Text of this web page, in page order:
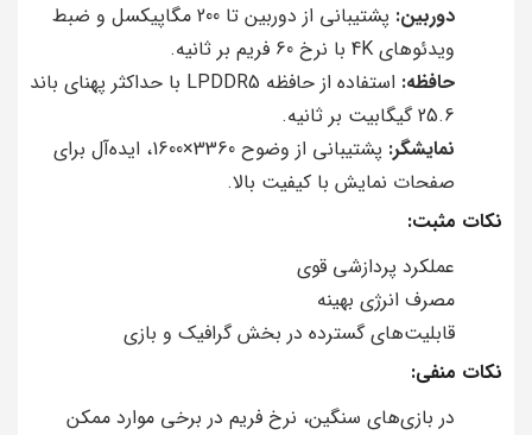
دوربین:
پشتیبانی از دوربین تا 200 مگاپیکسل و ضبط
ویدئوهای 4K با نرخ 60 فریم بر ثانیه.
حافظه:
استفاده از حافظه LPDDR5 با حداکثر پهنای باند
25.6 گیگابیت بر ثانیه.
نمایشگر:
پشتیبانی از وضوح 3360×1600، ایده‌آل برای
صفحات نمایش با کیفیت بالا.
نکات مثبت:
عملکرد پردازشی قوی
مصرف انرژی بهینه
قابلیت‌های گسترده در بخش گرافیک و بازی
نکات منفی:
در بازی‌های سنگین، نرخ فریم در برخی موارد ممکن